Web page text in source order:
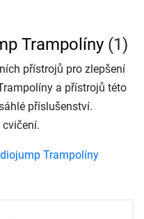
Trampolíny (1)
přístrojů pro zlepšení
a přístrojů této
příslušenství.
Trampolíny